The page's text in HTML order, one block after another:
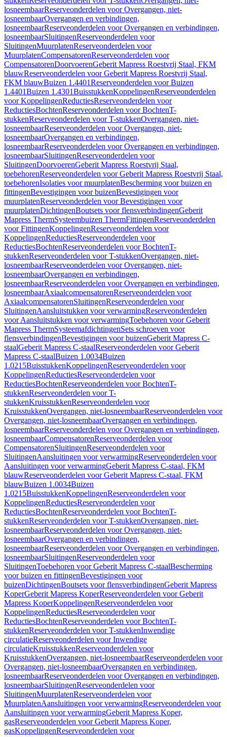
losneembaarReserveonderdelen voor Overgangen, niet-
losneembaarOvergangen en verbindingen,
losneembaarReserveonderdelen voor Overgangen en verbindingen,
losneembaarSluitingenReserveonderdelen voor
SluitingenMuurplatenReserveonderdelen voor
MuurplatenCompensatorenReserveonderdelen voor
CompensatorenDoorvoerenGeberit Mapress Roestvrij Staal, FKM
blauwReserveonderdelen voor Geberit Mapress Roestvrij Staal,
FKM blauwBuizen 1.4401Reserveonderdelen voor Buizen
1.4401Buizen 1.4301BuisstukkenKoppelingenReserveonderdelen
voor KoppelingenReductiesReserveonderdelen voor
ReductiesBochtenReserveonderdelen voor BochtenT-
stukkenReserveonderdelen voor T-stukkenOvergangen, niet-
losneembaarReserveonderdelen voor Overgangen, niet-
losneembaarOvergangen en verbindingen,
losneembaarReserveonderdelen voor Overgangen en verbindingen,
losneembaarSluitingenReserveonderdelen voor
SluitingenDoorvoerenGeberit Mapress Roestvrij Staal,
toebehorenReserveonderdelen voor Geberit Mapress Roestvrij Staal,
toebehorenIsolaties voor muurplatenBescherming voor buizen en
fittingenBevestigingen voor buizenBevestigingen voor
muurplatenReserveonderdelen voor Bevestigingen voor
muurplatenDichtingenBoutsets voor flensverbindingenGeberit
Mapress ThermSysteembuizen ThermFittingenReserveonderdelen
voor FittingenKoppelingenReserveonderdelen voor
KoppelingenReductiesReserveonderdelen voor
ReductiesBochtenReserveonderdelen voor BochtenT-
stukkenReserveonderdelen voor T-stukkenOvergangen, niet-
losneembaarReserveonderdelen voor Overgangen, niet-
losneembaarOvergangen en verbindingen,
losneembaarReserveonderdelen voor Overgangen en verbindingen,
losneembaarAxiaalcompensatorenReserveonderdelen voor
AxiaalcompensatorenSluitingenReserveonderdelen voor
SluitingenAansluitstukken voor verwarmingReserveonderdelen
voor Aansluitstukken voor verwarmingToebehoren voor Geberit
Mapress ThermSysteemafdichtingenSets schroeven voor
flensverbindingenBevestigingen voor buizenGeberit Mapress C-
staalGeberit Mapress C-staalReserveonderdelen voor Geberit
Mapress C-staalBuizen 1.0034Buizen
1.0215BuisstukkenKoppelingenReserveonderdelen voor
KoppelingenReductiesReserveonderdelen voor
ReductiesBochtenReserveonderdelen voor BochtenT-
stukkenReserveonderdelen voor T-
stukkenKruisstukkenReserveonderdelen voor
KruisstukkenOvergangen, niet-losneembaarReserveonderdelen voor
Overgangen, niet-losneembaarOvergangen en verbindingen,
losneembaarReserveonderdelen voor Overgangen en verbindingen,
losneembaarCompensatorenReserveonderdelen voor
CompensatorenSluitingenReserveonderdelen voor
SluitingenAansluitingen voor verwarmingReserveonderdelen voor
Aansluitingen voor verwarmingGeberit Mapress C-staal, FKM
blauwReserveonderdelen voor Geberit Mapress C-staal, FKM
blauwBuizen 1.0034Buizen
1.0215BuisstukkenKoppelingenReserveonderdelen voor
KoppelingenReductiesReserveonderdelen voor
ReductiesBochtenReserveonderdelen voor BochtenT-
stukkenReserveonderdelen voor T-stukkenOvergangen, niet-
losneembaarReserveonderdelen voor Overgangen, niet-
losneembaarOvergangen en verbindingen,
losneembaarReserveonderdelen voor Overgangen en verbindingen,
losneembaarSluitingenReserveonderdelen voor
SluitingenToebehoren voor Geberit Mapress C-staalBescherming
voor buizen en fittingenBevestigingen voor
buizenDichtingenBoutsets voor flensverbindingenGeberit Mapress
KoperGeberit Mapress KoperReserveonderdelen voor Geberit
Mapress KoperKoppelingenReserveonderdelen voor
KoppelingenReductiesReserveonderdelen voor
ReductiesBochtenReserveonderdelen voor BochtenT-
stukkenReserveonderdelen voor T-stukkenInwendige
circulatieReserveonderdelen voor Inwendige
circulatieKruisstukkenReserveonderdelen voor
KruisstukkenOvergangen, niet-losneembaarReserveonderdelen voor
Overgangen, niet-losneembaarOvergangen en verbindingen,
losneembaarReserveonderdelen voor Overgangen en verbindingen,
losneembaarSluitingenReserveonderdelen voor
SluitingenMuurplatenReserveonderdelen voor
MuurplatenAansluitingen voor verwarmingReserveonderdelen voor
Aansluitingen voor verwarmingGeberit Mapress Koper,
gasReserveonderdelen voor Geberit Mapress Koper,
gasKoppelingenReserveonderdelen voor